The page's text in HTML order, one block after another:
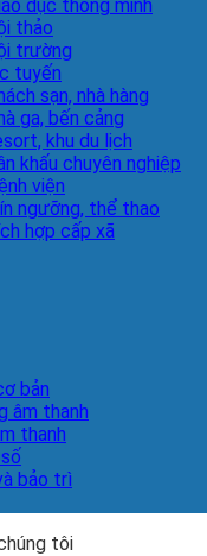
dục thông minh
thảo
trường
tuyến
sạn, nhà hàng
ga, bến cảng
khu du lịch
khấu chuyên nghiệp
viện
ngưỡng, thể thao
hợp cấp xã
bản
âm thanh
thanh
bảo trì
tôi